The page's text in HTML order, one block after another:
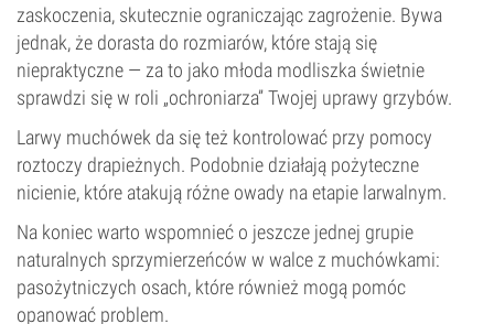
zaskoczenia, skutecznie ograniczając zagrożenie. Bywa
jednak, że dorasta do rozmiarów, które stają się
niepraktyczne — za to jako młoda modliszka świetnie
sprawdzi się w roli „ochroniarza” Twojej uprawy grzybów.
Larwy muchówek da się też kontrolować przy pomocy
roztoczy drapieżnych. Podobnie działają pożyteczne
nicienie, które atakują różne owady na etapie larwalnym.
Na koniec warto wspomnieć o jeszcze jednej grupie
naturalnych sprzymierzeńców w walce z muchówkami:
pasożytniczych osach, które również mogą pomóc
opanować problem.